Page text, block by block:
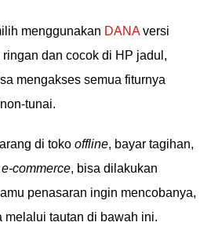
menggunakan DANA versi
dan cocok di HP jadul,
mengakses semua fiturnya
tunai.
di toko offline, bayar tagihan,
e-commerce, bisa dilakukan
penasaran ingin mencobanya,
tautan di bawah ini.